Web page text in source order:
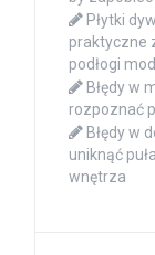
Płytki
praktyczne
podłogi
Błędy w
rozpoznać
Błędy w
uniknąć
wnętrza